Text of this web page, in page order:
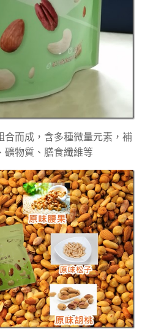
合而成，含多種微量元素，補
礦物質、膳食纖維等